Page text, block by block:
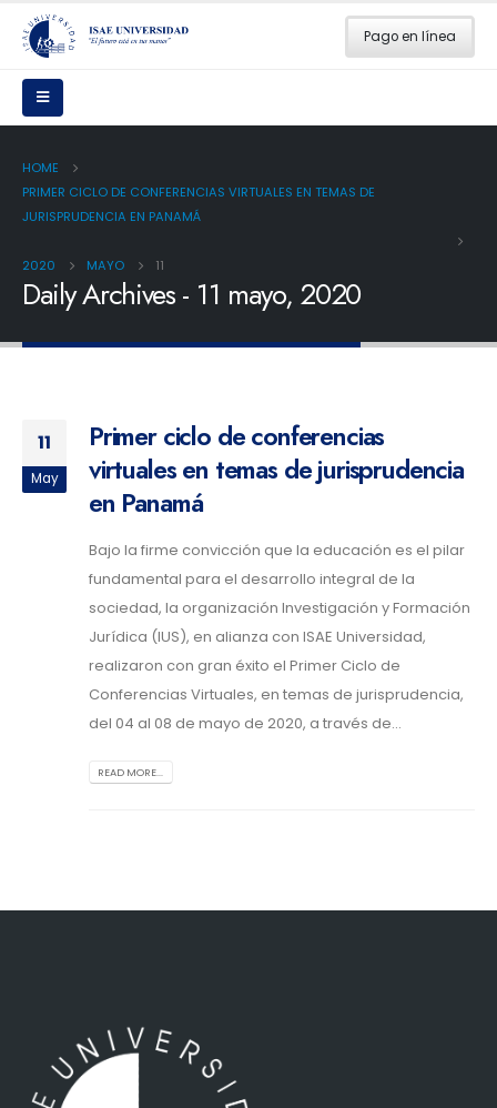
Pago en línea
HOME
PRIMER CICLO DE CONFERENCIAS VIRTUALES EN TEMAS DE
JURISPRUDENCIA EN PANAMÁ
2020 MAYO 11
Daily Archives - 11 mayo, 2020
11
May
Primer ciclo de conferencias
virtuales en temas de jurisprudencia
en Panamá
Bajo la firme convicción que la educación es el pilar
fundamental para el desarrollo integral de la
sociedad, la organización Investigación y Formación
Jurídica (IUS), en alianza con ISAE Universidad,
realizaron con gran éxito el Primer Ciclo de
Conferencias Virtuales, en temas de jurisprudencia,
del 04 al 08 de mayo de 2020, a través de...
READ MORE...